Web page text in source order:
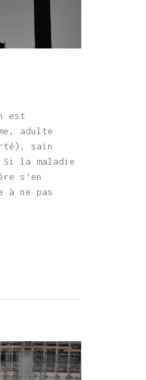
est
adulte
sain
la maladie
s’en
à ne pas